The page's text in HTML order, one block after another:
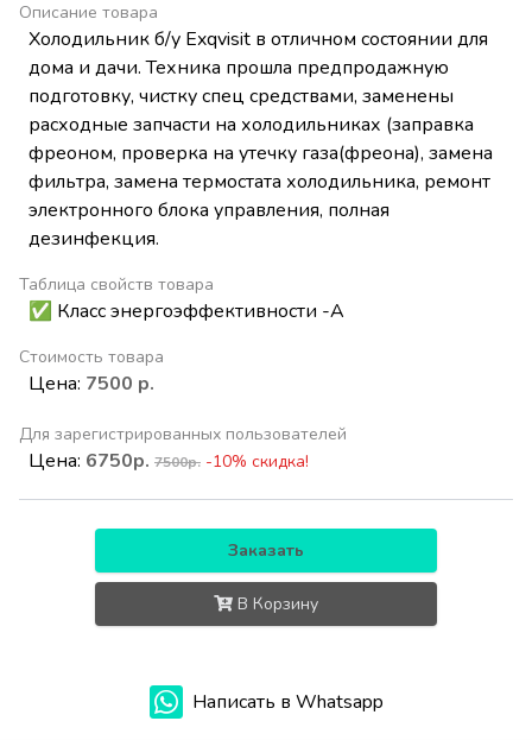
Описание товара
Холодильник б/у Exqvisit в отличном состоянии для
дома и дачи. Техника прошла предпродажную
подготовку, чистку спец средствами, заменены
расходные запчасти на холодильниках (заправка
фреоном, проверка на утечку газа(фреона), замена
фильтра, замена термостата холодильника, ремонт
электронного блока управления, полная
дезинфекция.
Таблица свойств товара
✅ Класс энергоэффективности -А
Стоимость товара
Цена: 7500 р.
Для зарегистрированных пользователей
Цена: 6750р. 7500р. -10% скидка!
Заказать
В Корзину
Написать в Whatsapp